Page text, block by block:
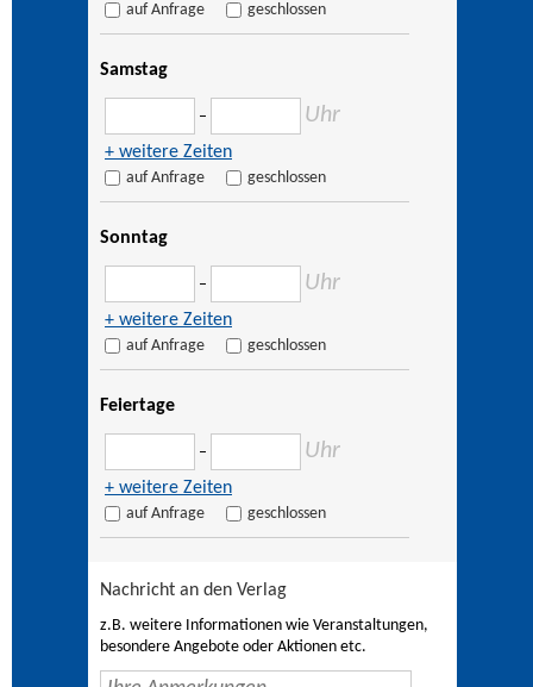
auf Anfrage geschlossen
Samstag
– Uhr
+ weitere Zeiten
auf Anfrage geschlossen
Sonntag
– Uhr
+ weitere Zeiten
auf Anfrage geschlossen
Feiertage
– Uhr
+ weitere Zeiten
auf Anfrage geschlossen
Nachricht an den Verlag
z.B. weitere Informationen wie Veranstaltungen,
besondere Angebote oder Aktionen etc.